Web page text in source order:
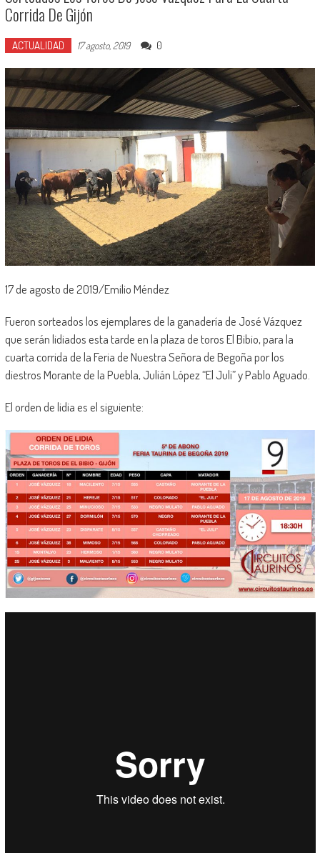
Corrida De Gijón
ACTUALIDAD 17 agosto, 2019 0
17 de agosto de 2019/Emilio Méndez
Fueron sorteados los ejemplares de la ganadería de José Vázquez
que serán lidiados esta tarde en la plaza de toros El Bibio, para la
cuarta corrida de la Feria de Nuestra Señora de Begoña por los
diestros Morante de la Puebla, Julián López “El Juli” y Pablo Aguado.
El orden de lidia es el siguiente: